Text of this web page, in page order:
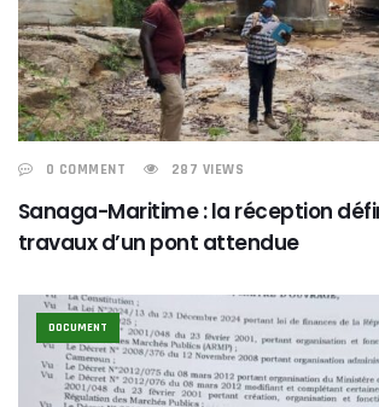
0 COMMENT 287 VIEWS
Sanaga-Maritime : la réception
travaux d’un pont attendue
DOCUMENT